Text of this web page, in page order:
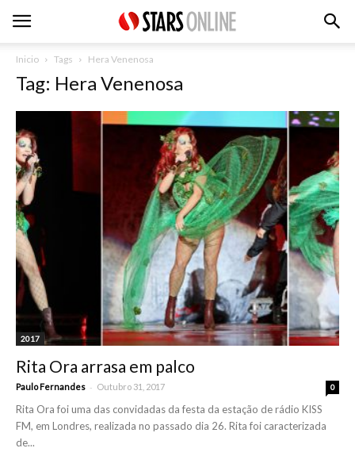
Inicio Tags Hera Venenosa
Tag: Hera Venenosa
2017
Rita Ora arrasa em palco
Paulo Fernandes - Outubro 31, 2017 0
Rita Ora foi uma das convidadas da festa da estação de rádio KISS
FM, em Londres, realizada no passado dia 26. Rita foi caracterizada
de...